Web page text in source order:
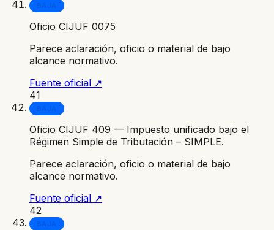
BAJA
Oficio CIJUF 0075
Parece aclaración, oficio o material de bajo
alcance normativo.
Fuente oficial ↗
41
BAJA
Oficio CIJUF 409 — Impuesto unificado bajo el
Régimen Simple de Tributación – SIMPLE.
Parece aclaración, oficio o material de bajo
alcance normativo.
Fuente oficial ↗
42
BAJA